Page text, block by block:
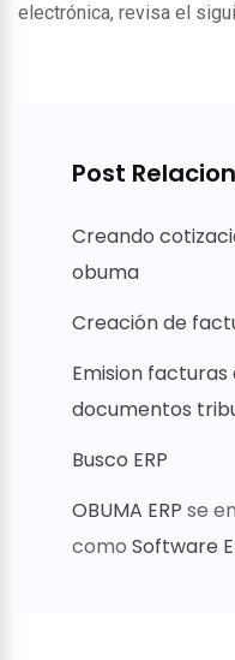
electrónica, revisa el
Post
Creando
obuma
Creación de
Emision
documentos
Busco ERP
OBUMA ERP se
como Software